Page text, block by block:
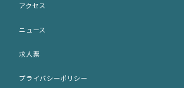
アクセス
アクセス
ニュース
求人票
プライバシーポリシー